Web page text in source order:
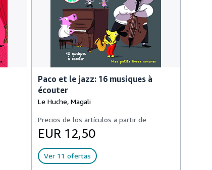
Paco et le jazz: 16 musiques à
écouter
Le Huche, Magali
Precios de los artículos a partir de
EUR 12,50
Ver 11 ofertas